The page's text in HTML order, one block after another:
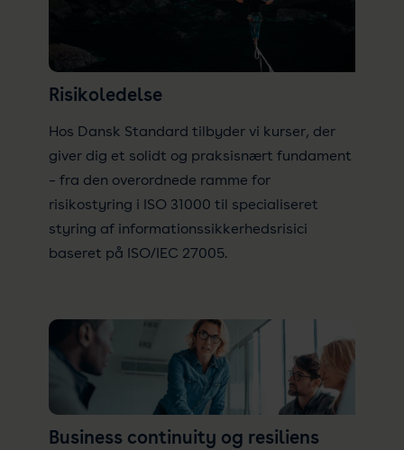
Risikoledelse
Hos Dansk Standard tilbyder vi kurser, der
giver dig et solidt og praksisnært fundament
– fra den overordnede ramme for
risikostyring i ISO 31000 til specialiseret
styring af informationssikkerhedsrisici
baseret på ISO/IEC 27005.
Business continuity og resiliens